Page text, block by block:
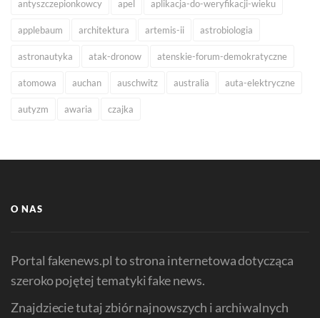
antyszczepionkowcy apel aplikacja-do-weryfikacji-wieku
applebaum architektura artemis-ii astrobiologia
astronautyka atak-dronow atenskie-forum-demokratyczne
atomowa auchan auschwitz australia auta-elektryczne
autyzm awaria czajka
O NAS
Portal fakenews.pl to strona internetowa dotycząca
szeroko pojętej tematyki fake news.
Znajdziecie tutaj zbiór najnowszych i archiwalnych